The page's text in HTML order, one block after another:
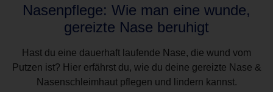
Nasenpflege: Wie man eine wunde,
gereizte Nase beruhigt
Hast du eine dauerhaft laufende Nase, die wund vom
Putzen ist? Hier erfährst du, wie du deine gereizte Nase &
Nasenschleimhaut pflegen und lindern kannst.